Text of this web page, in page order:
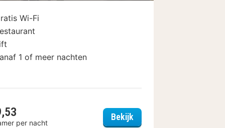
Bamberg
Wi-Fi
1 of meer nachten
per nacht
BekijkHotel National